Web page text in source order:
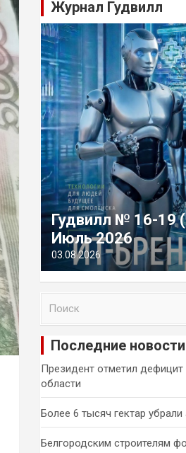
Журнал Гудвилл
Гудвилл № 16-19
Июль 2026
03.08.2026
и
Последние новости
Президент отметил
области
Более 6 тысяч гектар
Белгородским строителям